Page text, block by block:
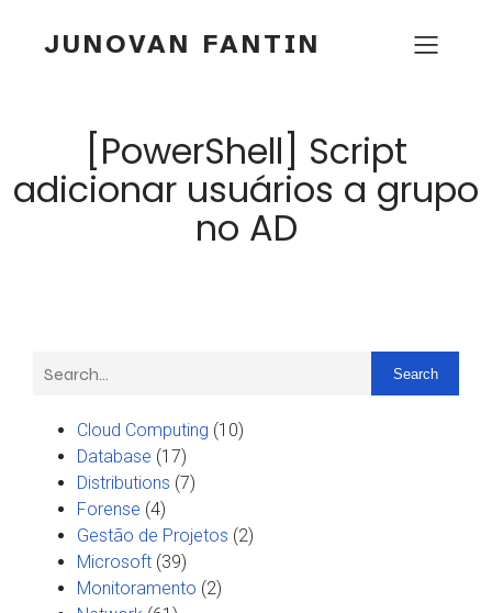
JUNOVAN FANTIN
[PowerShell] Script
adicionar usuários a grupo
no AD
Search
Cloud Computing (10)
Database (17)
Distributions (7)
Forense (4)
Gestão de Projetos (2)
Microsoft (39)
Monitoramento (2)